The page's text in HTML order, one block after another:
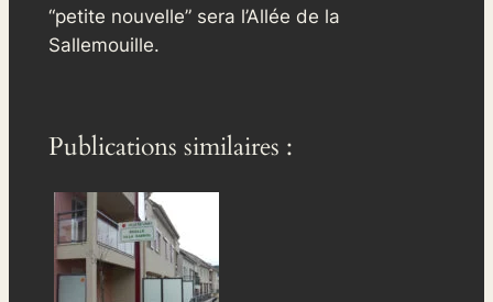
“petite nouvelle” sera l’Allée de la
Sallemouille.
Publications similaires :